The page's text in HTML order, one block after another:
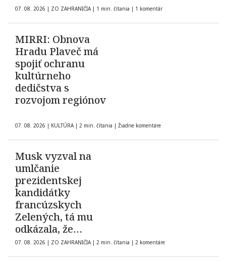
07. 08. 2026 | ZO ZAHRANIČIA | 1 min. čítania | 1 komentár
MIRRI: Obnova
Hradu Plaveč má
spojiť ochranu
kultúrneho
dedičstva s
rozvojom regiónov
07. 08. 2026 | KULTÚRA | 2 min. čítania | Žiadne komentáre
Musk vyzval na
umlčanie
prezidentskej
kandidátky
francúzskych
Zelených, tá mu
odkázala, že
demokracia nie je
na predaj
07. 08. 2026 | ZO ZAHRANIČIA | 2 min. čítania | 2 komentáre